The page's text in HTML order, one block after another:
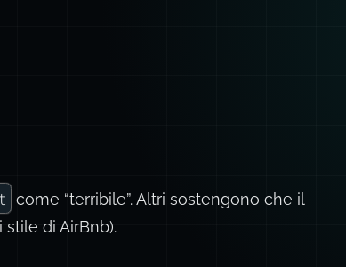
come “terribile”. Altri sostengono che il
di AirBnb).